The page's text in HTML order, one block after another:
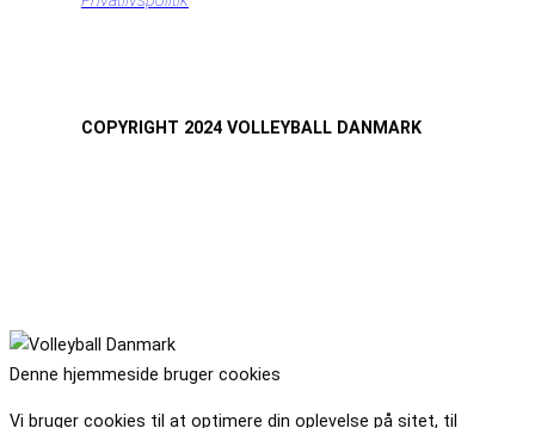
COPYRIGHT 2024 VOLLEYBALL DANMARK
Denne hjemmeside bruger cookies
Vi bruger cookies til at optimere din oplevelse på sitet, til